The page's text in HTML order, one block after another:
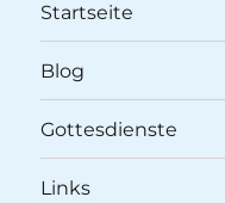
Startseite
Blog
Gottesdienste
Links